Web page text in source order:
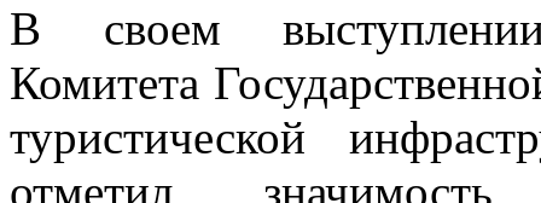
В своем выступлении
Комитета
туристической
отметил значимость